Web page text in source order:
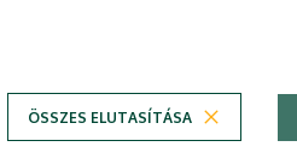
ÖSSZES ELUTASÍTÁSA